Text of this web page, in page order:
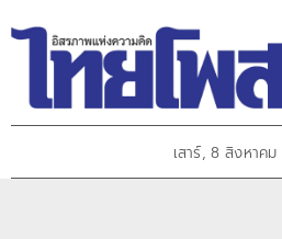
เสาร์, 8 สิงหาค